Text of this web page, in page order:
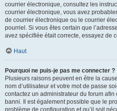
courrier électronique, consultez les
courrier électronique, vous avez
de courrier électronique ou le courrier
pourriel. Si vous êtes certain que
avez spécifiée était correcte, essayez de
Haut
Pourquoi ne puis-je pas me connecter ?
Plusieurs raisons peuvent en être la
nom d’utilisateur et votre mot de passe
contactez un administrateur du forum
banni. Il est également possible que le
problème de configuration et qu’il soit